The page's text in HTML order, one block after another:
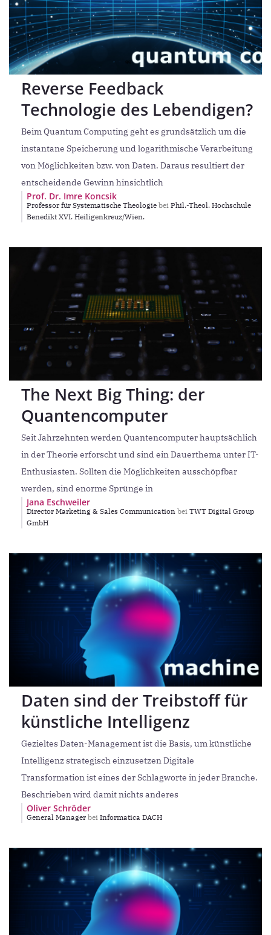
Reverse Feedback
Technologie des Lebendigen?
Beim Quantum Computing geht es grundsätzlich um die
instantane Speicherung und logarithmische Verarbeitung
von Möglichkeiten bzw. von Daten. Daraus resultiert der
entscheidende Gewinn hinsichtlich
Prof. Dr. Imre Koncsik
Professor für Systematische Theologie bei Phil.-Theol. Hochschule
Benedikt XVI. Heiligenkreuz/Wien.
The Next Big Thing: der
Quantencomputer
Seit Jahrzehnten werden Quantencomputer hauptsächlich
in der Theorie erforscht und sind ein Dauerthema unter IT-
Enthusiasten. Sollten die Möglichkeiten ausschöpfbar
werden, sind enorme Sprünge in
Jana Eschweiler
Director Marketing & Sales Communication bei TWT Digital Group
GmbH
Daten sind der Treibstoff für
künstliche Intelligenz
Gezieltes Daten-Management ist die Basis, um künstliche
Intelligenz strategisch einzusetzen Digitale
Transformation ist eines der Schlagworte in jeder Branche.
Beschrieben wird damit nichts anderes
Oliver Schröder
General Manager bei Informatica DACH